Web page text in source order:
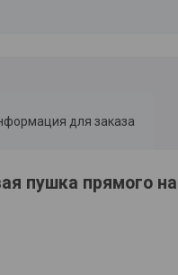
для заказа
пушка прямого